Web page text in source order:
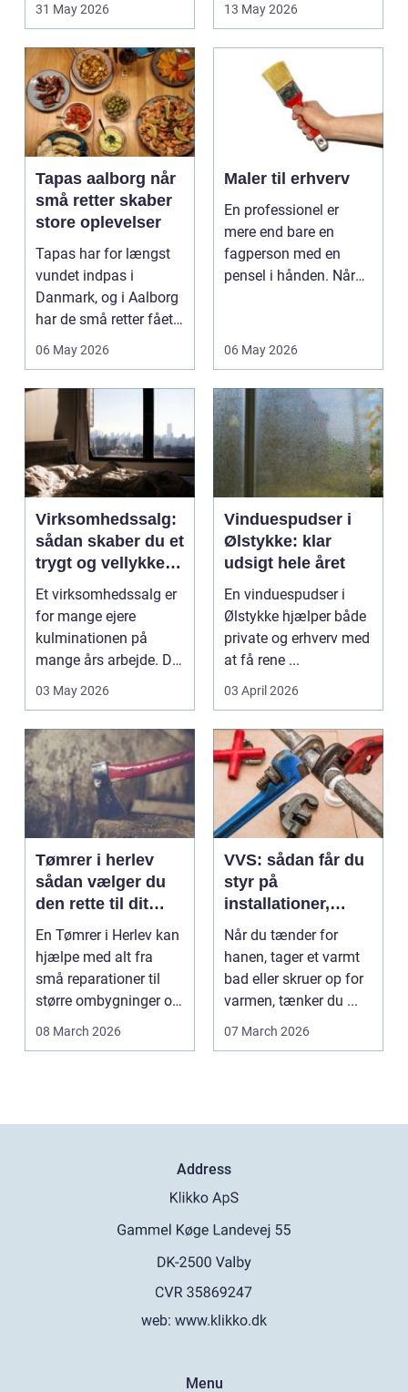
31 May 2026 13 May 2026
Tapas aalborg når
små retter skaber
store oplevelser
Tapas har for længst
vundet indpas i
Danmark, og i Aalborg
har de små retter fået
06 May 2026
Maler til erhverv
En professionel er
mere end bare en
fagperson med en
pensel i hånden. Når
06 May 2026
Virksomhedssalg:
sådan skaber du et
trygt og vellykket
salg
Et virksomhedssalg er
for mange ejere
kulminationen på
mange års arbejde. Det
03 May 2026
Vinduespudser i
Ølstykke: klar
udsigt hele året
En vinduespudser i
Ølstykke hjælper både
private og erhverv med
at få rene ...
03 April 2026
Tømrer i herlev
sådan vælger du
den rette til dit
projekt
En Tømrer i Herlev kan
hjælpe med alt fra
små reparationer til
større ombygninger og
tilbygninger. N...
08 March 2026
VVS: sådan får du
styr på
installationer,
komfort og
energiforbrug
Når du tænder for
hanen, tager et varmt
bad eller skruer op for
varmen, tænker du ...
07 March 2026
Address
web: www.klikko.dk
Menu